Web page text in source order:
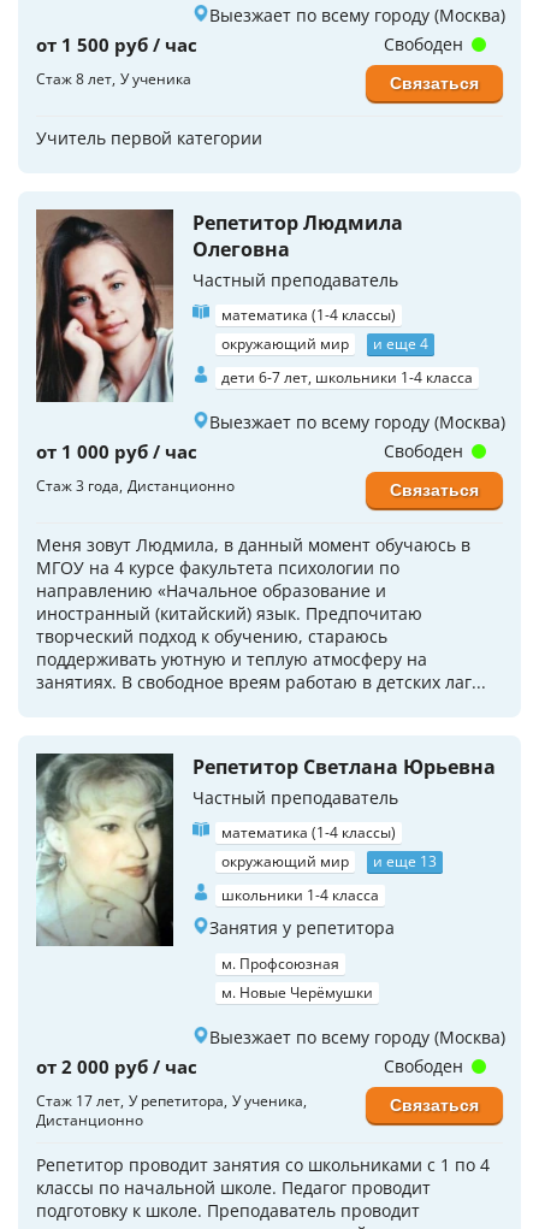
Выезжает по всему городу (Москва)
от 1 500 руб / час
Стаж 8 лет У ученика
Учитель первой категории
Свободен
Связаться
Репетитор Людмила
Олеговна
Частный преподаватель
математика (1-4 классы)
окружающий мир
и еще 4
дети 6-7 лет, школьники 1-4 класса
Выезжает по всему городу (Москва)
от 1 000 руб / час
Стаж 3 года Дистанционно
Меня зовут Людмила, в данный момент обучаюсь в
МГОУ на 4 курсе факультета психологии по
направлению «Начальное образование и
иностранный (китайский) язык. Предпочитаю
творческий подход к обучению, стараюсь
поддерживать уютную и теплую атмосферу на
занятиях. В свободное вреям работаю в детских лаг...
Свободен
Связаться
Репетитор Светлана Юрьевна
Частный преподаватель
математика (1-4 классы)
окружающий мир
и еще 13
школьники 1-4 класса
Занятия у репетитора
м. Профсоюзная
м. Новые Черёмушки
Выезжает по всему городу (Москва)
от 2 000 руб / час
Стаж 17 лет У репетитора У ученика
Дистанционно
Репетитор проводит занятия со школьниками с 1 по 4
классы по начальной школе. Педагог проводит
подготовку к школе. Преподаватель проводит
Свободен
Связаться